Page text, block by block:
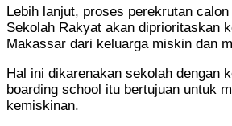
Lebih lanjut, proses perekrutan
Sekolah Rakyat akan diprioritaskan
Makassar dari keluarga miskin dan
Hal ini dikarenakan sekolah dengan
boarding school itu bertujuan untuk
kemiskinan.